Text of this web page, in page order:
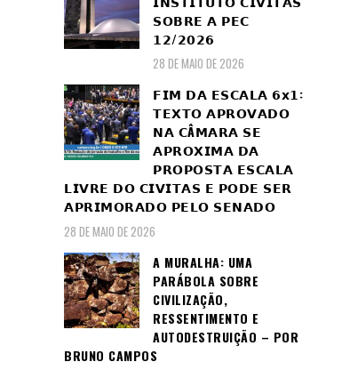
𝗦𝗢𝗕𝗥𝗘 𝗔 𝗣𝗘𝗖
𝟭𝟮/𝟮𝟬𝟮𝟲
28 DE MAIO DE 2026
𝗙𝗜𝗠 𝗗𝗔 𝗘𝗦𝗖𝗔𝗟𝗔 𝟲𝘅𝟭:
𝗧𝗘𝗫𝗧𝗢 𝗔𝗣𝗥𝗢𝗩𝗔𝗗𝗢
𝗡𝗔 𝗖Â𝗠𝗔𝗥𝗔 𝗦𝗘
𝗔𝗣𝗥𝗢𝗫𝗜𝗠𝗔 𝗗𝗔
𝗣𝗥𝗢𝗣𝗢𝗦𝗧𝗔 𝗘𝗦𝗖𝗔𝗟𝗔
𝗟𝗜𝗩𝗥𝗘 𝗗𝗢 𝗖𝗜𝗩𝗜𝗧𝗔𝗦 𝗘 𝗣𝗢𝗗𝗘 𝗦𝗘𝗥
𝗔𝗣𝗥𝗜𝗠𝗢𝗥𝗔𝗗𝗢 𝗣𝗘𝗟𝗢 𝗦𝗘𝗡𝗔𝗗𝗢
28 DE MAIO DE 2026
A MURALHA: UMA
PARÁBOLA SOBRE
CIVILIZAÇÃO,
RESSENTIMENTO E
AUTODESTRUIÇÃO – POR
BRUNO CAMPOS